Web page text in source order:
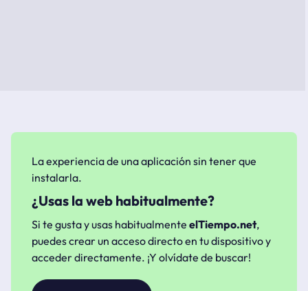
La experiencia de una aplicación sin tener que
instalarla.
¿Usas la web habitualmente?
Si te gusta y usas habitualmente elTiempo.net,
puedes crear un acceso directo en tu dispositivo y
acceder directamente. ¡Y olvídate de buscar!